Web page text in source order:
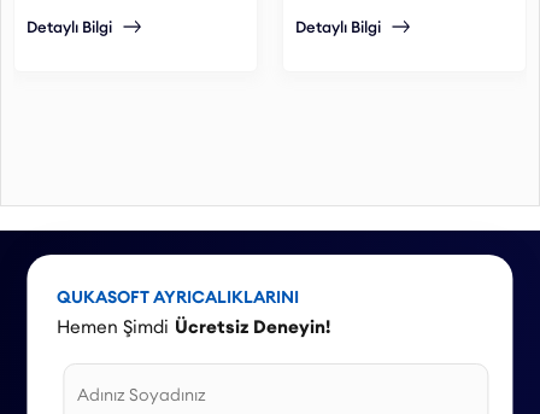
Detaylı Bilgi Detaylı Bilgi
QUKASOFT AYRICALIKLARINI
Hemen Şimdi Ücretsiz Deneyin!